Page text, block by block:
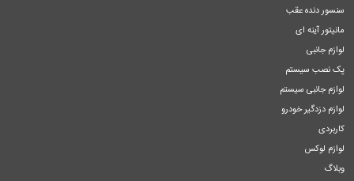
سنسور دنده عقب
مانیتور آینه ای
لوازم جانبی
پک نصب سیستم
لوازم جانبی سیستم
لوازم دزدگیر خودرو
کاربردی
لوازم لوکس
وبلاگ